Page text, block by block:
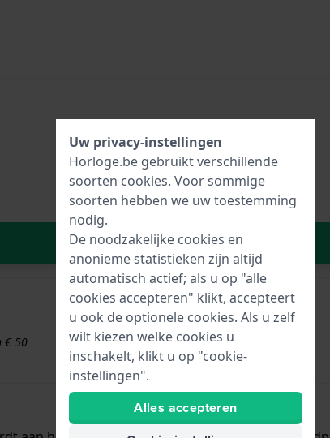
In Winkelwagen
€ 50
Uw privacy-instellingen
Horloge.be gebruikt verschillende
soorten cookies. Voor sommige
soorten hebben we uw toestemming
nodig.
De noodzakelijke cookies en
anonieme statistieken zijn altijd
automatisch actief; als u op "alle
cookies accepteren" klikt, accepteert
u ook de optionele cookies. Als u zelf
wilt kiezen welke cookies u
inschakelt, klikt u op "cookie-
instellingen".
Alles accepteren